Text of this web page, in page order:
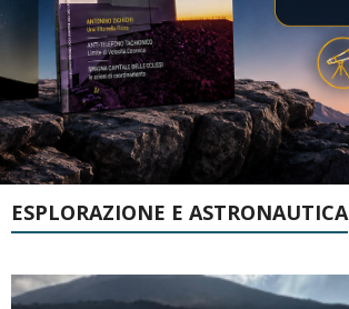
ESPLORAZIONE E ASTRONAUTICA